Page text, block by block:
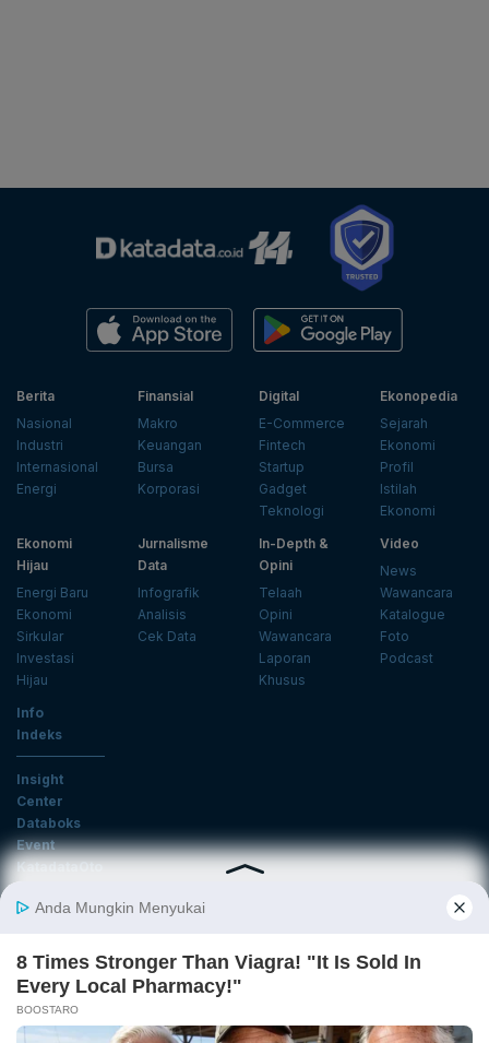
Berita
Nasional
Industri
Internasional
Energi
Finansial
Makro
Keuangan
Bursa
Korporasi
Digital
E-Commerce
Fintech
Startup
Gadget
Teknologi
Ekonopedia
Sejarah
Ekonomi
Profil
Istilah
Ekonomi
Ekonomi
Hijau
Energi Baru
Ekonomi
Sirkular
Investasi
Hijau
Jurnalisme
Data
Infografik
Analisis
Cek Data
In-Depth &
Opini
Telaah
Opini
Wawancara
Laporan
Khusus
Video
News
Wawancara
Katalogue
Foto
Podcast
Info
Indeks
Insight
Center
Databoks
Event
KatadataOto
Email
Daftar